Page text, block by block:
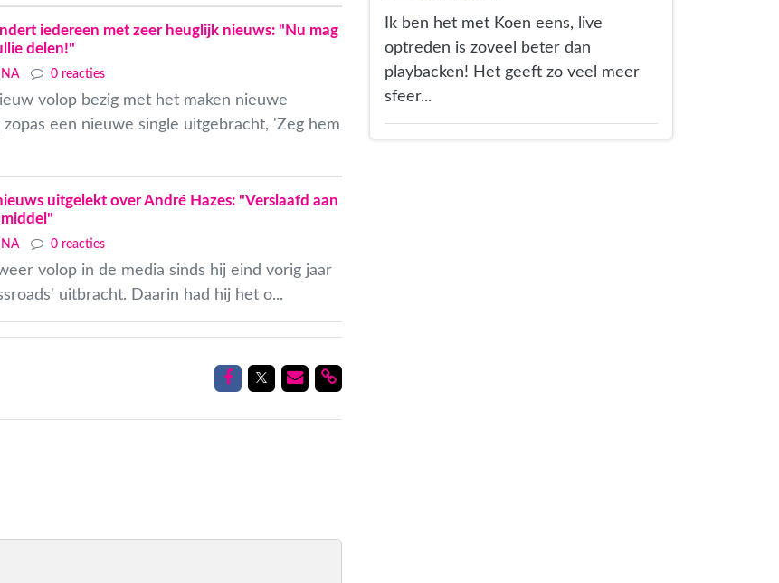
iedereen met zeer heuglijk nieuws: "Nu mag
delen!"
NA 0 reacties
volop bezig met het maken nieuwe
een nieuwe single uitgebracht, 'Zeg hem
uitgelekt over André Hazes: "Verslaafd aan
NA 0 reacties
volop in de media sinds hij eind vorig jaar
uitbracht. Daarin had hij het o...
Delen op Facebook
Delen op Twitter
Delen via Mail
Delen via link
Ik ben het met Koen eens, live
optreden is zoveel beter dan
playbacken! Het geeft zo veel meer
sfeer...